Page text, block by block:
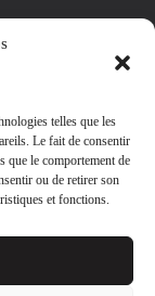
telles que les
Le fait de consentir
que le comportement de
ou de retirer son
et fonctions.